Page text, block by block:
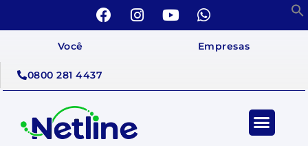
Você Empresas
0800 281 4437